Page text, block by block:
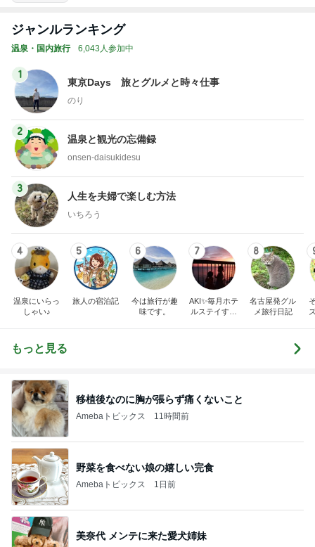
ジャンルランキング
温泉・国内旅行 6,043人参加中
1
東京Days 旅とグルメと時々仕事
のり
2
温泉と観光の忘備録
onsen-daisukidesu
3
人生を夫婦で楽しむ方法
いちろう
4
温泉にいらっ
しゃい♪
5
旅人の宿泊記
6
今は旅行が趣
味です。
7
AKI✨毎月ホテ
ルステイする
8
名古屋発グル
メ旅行日記
もっと見る
移植後なのに胸が張らず痛くないこと
Amebaトピックス 11時間前
野菜を食べない娘の嬉しい完食
Amebaトピックス 1日前
美奈代 メンテに来た愛犬姉妹